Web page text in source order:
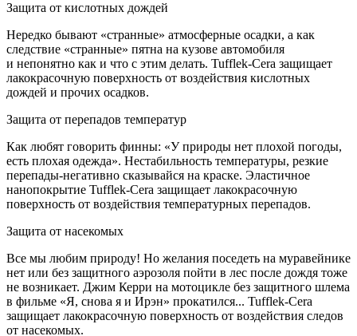
Защита от кислотных дождей
Нередко бывают «странные» атмосферные осадки, а как
следствие «странные» пятна на кузове автомобиля
и непонятно как и что с этим делать. Tufflek-Cera защищает
лакокрасочную поверхность от воздействия кислотных
дождей и прочих осадков.
Защита от перепадов температур
Как любят говорить финны: «У природы нет плохой погоды,
есть плохая одежда». Нестабильность температуры, резкие
перепады-негативно сказывайся на краске. Эластичное
нанопокрытие Tufflek-Cera защищает лакокрасочную
поверхность от воздействия температурных перепадов.
Защита от насекомых
Все мы любим природу! Но желания поседеть на муравейнике
нет или без защитного аэрозоля пойти в лес после дождя тоже
не возникает. Джим Керри на мотоцикле без защитного шлема
в фильме «Я, снова я и Ирэн» прокатился... Tufflek-Cera
защищает лакокрасочную поверхность от воздействия следов
от насекомых.